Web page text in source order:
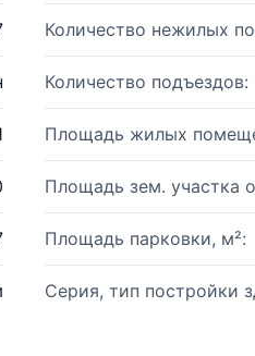
Количество нежилых
Количество подъездов:
Площадь жилых
Площадь зем. участка
Площадь парковки, м²:
Серия, тип постройки